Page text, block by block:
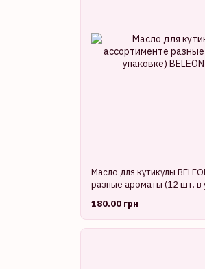
Масло для кутикулы
разные ароматы (12 шт. в
180.00 грн